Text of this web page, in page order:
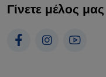
Γίνετε μέλος μας